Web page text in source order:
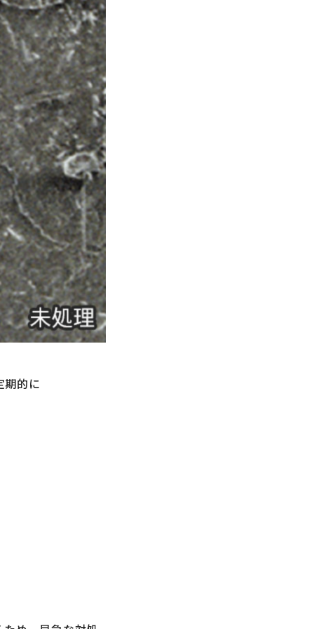
期的に